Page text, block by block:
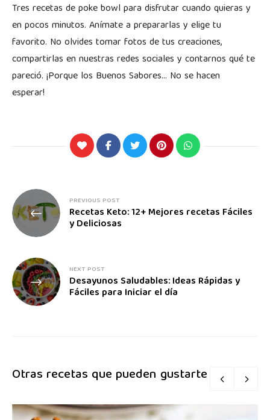
Tres recetas de poke bowl para disfrutar cuando quieras y
en pocos minutos. Anímate a prepararlas y elige tu
favorito. No olvides tomar fotos de tus creaciones,
compartirlas en nuestras redes sociales y contarnos qué te
pareció. ¡Porque los Buenos Sabores… No se hacen
esperar!
PREVIOUS POST
Recetas Keto: 12+ Mejores recetas Fáciles
y Deliciosas
NEXT POST
Desayunos Saludables: Ideas Rápidas y
Fáciles para Iniciar el día
Otras recetas que pueden gustarte